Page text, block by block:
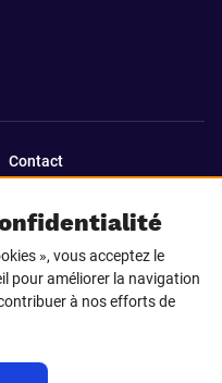
», vous acceptez le
pour améliorer la navigation
à nos efforts de
Contact
LinkedIn